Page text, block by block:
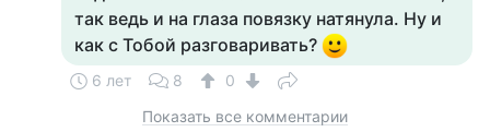
так ведь и на глаза повязку натянула. Ну и
как с Тобой разговаривать?
6 лет 8
0
Показать все комментарии